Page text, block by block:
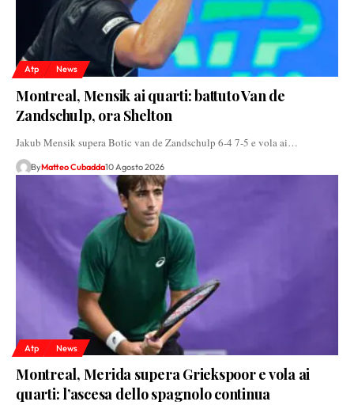
Atp News
Montreal, Mensik ai quarti: battuto Van de
Zandschulp, ora Shelton
Jakub Mensik supera Botic van de Zandschulp 6-4 7-5 e vola ai…
ByMatteo Cubadda10 Agosto 2026
Atp News
Montreal, Merida supera Griekspoor e vola ai
quarti: l’ascesa dello spagnolo continua